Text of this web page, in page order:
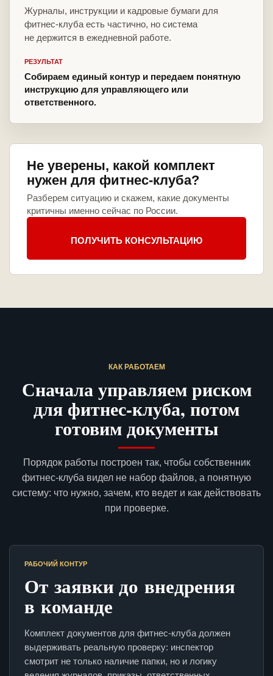
Журналы, инструкции и кадровые бумаги для
фитнес-клуба есть частично, но система
не держится в ежедневной работе.
РЕЗУЛЬТАТ
Собираем единый контур и передаем понятную
инструкцию для управляющего или
ответственного.
Не уверены, какой комплект
нужен для фитнес-клуба?
Разберем ситуацию и скажем, какие документы
критичны именно сейчас по России.
ПОЛУЧИТЬ КОНСУЛЬТАЦИЮ
КАК РАБОТАЕМ
Сначала управляем риском
для фитнес-клуба, потом
готовим документы
Порядок работы построен так, чтобы собственник
фитнес-клуба видел не набор файлов, а понятную
систему: что нужно, зачем, кто ведет и как действовать
при проверке.
РАБОЧИЙ КОНТУР
От заявки до внедрения
в команде
Комплект документов для фитнес-клуба должен
выдерживать реальную проверку: инспектор
смотрит не только наличие папки, но и логику